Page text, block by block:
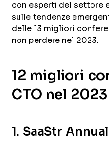
con esperti del settore
sulle tendenze
delle 13 migliori
non perdere nel 2023.
12 migliori
CTO nel 2023
1. SaaStr